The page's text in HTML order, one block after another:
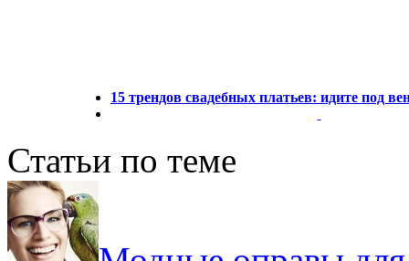
15 трендов свадебных платьев: идите под
Статьи по теме